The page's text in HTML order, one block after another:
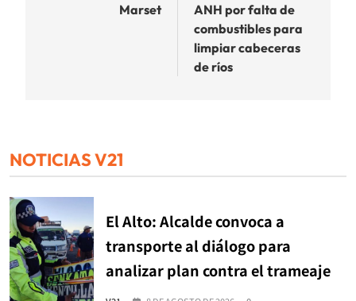
Marset
ANH por falta de
combustibles para
limpiar cabeceras
de ríos
NOTICIAS V21
El Alto: Alcalde convoca a
transporte al diálogo para
analizar plan contra el trameaje